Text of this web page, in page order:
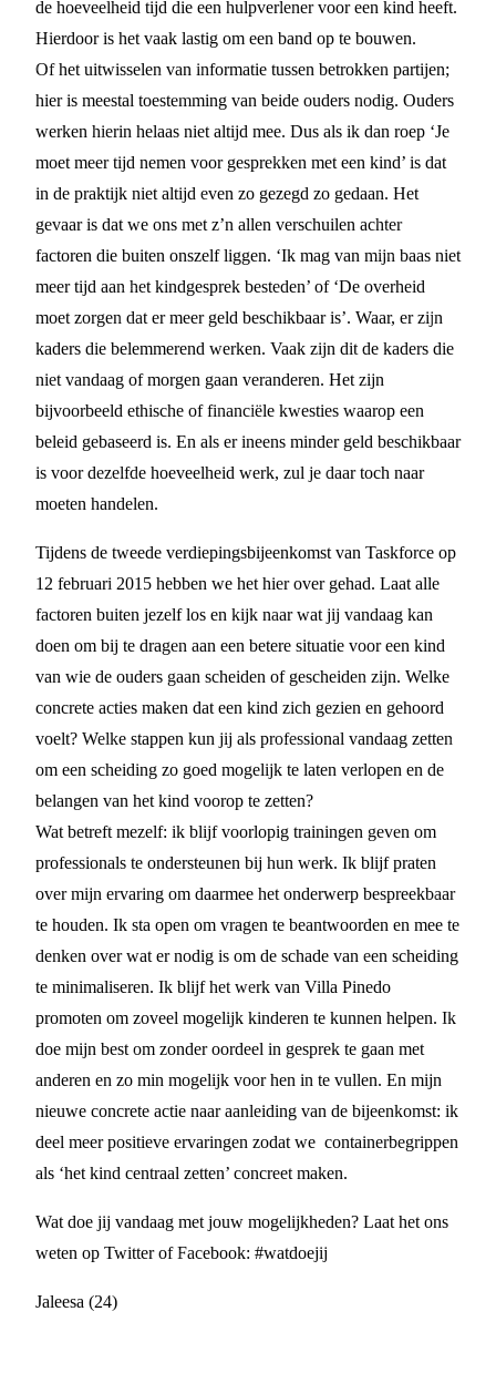
de hoeveelheid tijd die een hulpverlener voor een kind heeft.
Hierdoor is het vaak lastig om een band op te bouwen.
Of het uitwisselen van informatie tussen betrokken partijen;
hier is meestal toestemming van beide ouders nodig. Ouders
werken hierin helaas niet altijd mee. Dus als ik dan roep ‘Je
moet meer tijd nemen voor gesprekken met een kind’ is dat
in de praktijk niet altijd even zo gezegd zo gedaan. Het
gevaar is dat we ons met z’n allen verschuilen achter
factoren die buiten onszelf liggen. ‘Ik mag van mijn baas niet
meer tijd aan het kindgesprek besteden’ of ‘De overheid
moet zorgen dat er meer geld beschikbaar is’. Waar, er zijn
kaders die belemmerend werken. Vaak zijn dit de kaders die
niet vandaag of morgen gaan veranderen. Het zijn
bijvoorbeeld ethische of financiële kwesties waarop een
beleid gebaseerd is. En als er ineens minder geld beschikbaar
is voor dezelfde hoeveelheid werk, zul je daar toch naar
moeten handelen.
Tijdens de tweede verdiepingsbijeenkomst van Taskforce op
12 februari 2015 hebben we het hier over gehad. Laat alle
factoren buiten jezelf los en kijk naar wat jij vandaag kan
doen om bij te dragen aan een betere situatie voor een kind
van wie de ouders gaan scheiden of gescheiden zijn. Welke
concrete acties maken dat een kind zich gezien en gehoord
voelt? Welke stappen kun jij als professional vandaag zetten
om een scheiding zo goed mogelijk te laten verlopen en de
belangen van het kind voorop te zetten?
Wat betreft mezelf: ik blijf voorlopig trainingen geven om
professionals te ondersteunen bij hun werk. Ik blijf praten
over mijn ervaring om daarmee het onderwerp bespreekbaar
te houden. Ik sta open om vragen te beantwoorden en mee te
denken over wat er nodig is om de schade van een scheiding
te minimaliseren. Ik blijf het werk van Villa Pinedo
promoten om zoveel mogelijk kinderen te kunnen helpen. Ik
doe mijn best om zonder oordeel in gesprek te gaan met
anderen en zo min mogelijk voor hen in te vullen. En mijn
nieuwe concrete actie naar aanleiding van de bijeenkomst: ik
deel meer positieve ervaringen zodat we containerbegrippen
als ‘het kind centraal zetten’ concreet maken.
Wat doe jij vandaag met jouw mogelijkheden? Laat het ons
weten op Twitter of Facebook: #watdoejij
Jaleesa (24)